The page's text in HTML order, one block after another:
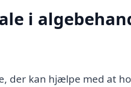
i
der kan hjælpe med at